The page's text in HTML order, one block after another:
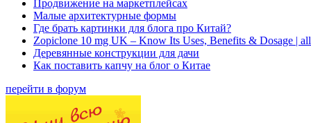
Продвижение на маркетплейсах
Малые архитектурные формы
Где брать картинки для блога про Китай?
Zopiclone 10 mg UK – Know Its Uses, Benefits & Dosage |
Деревянные конструкции для дачи
Как поставить капчу на блог о Китае
перейти в форум